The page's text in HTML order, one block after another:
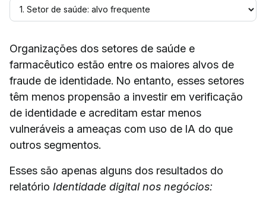
Organizações dos setores de saúde e
farmacêutico estão entre os maiores alvos de
fraude de identidade. No entanto, esses setores
têm menos propensão a investir em verificação
de identidade e acreditam estar menos
vulneráveis a ameaças com uso de IA do que
outros segmentos.
Esses são apenas alguns dos resultados do
relatório Identidade digital nos negócios: